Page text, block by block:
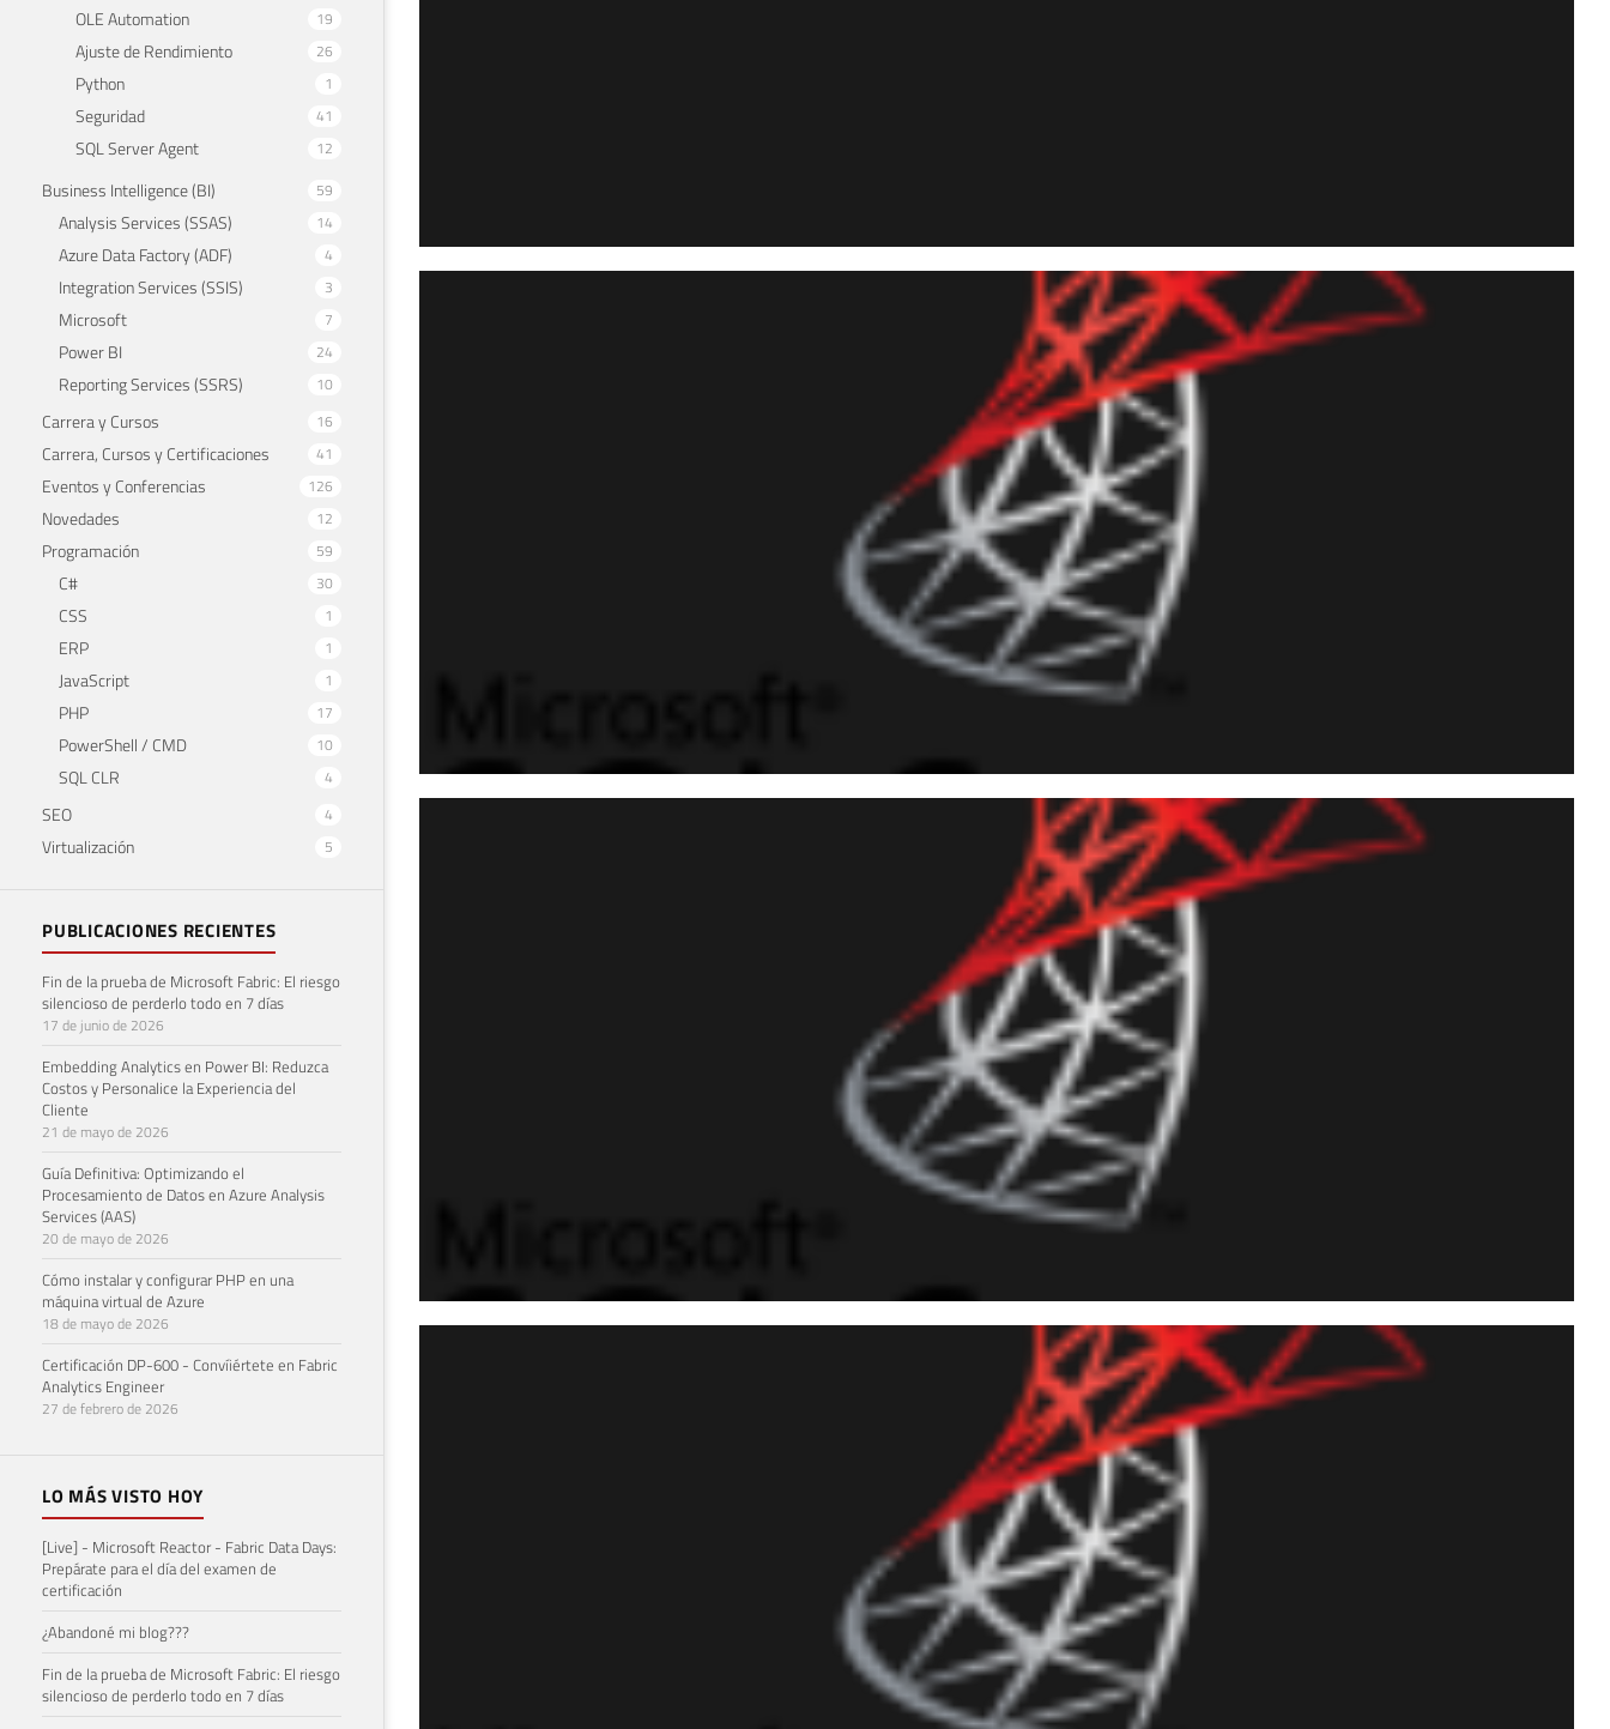
OLE Automation 19
Ajuste de Rendimiento 26
Python 1
Seguridad 41
SQL Server Agent 12
Business Intelligence (BI) 59
Analysis Services (SSAS) 14
Azure Data Factory (ADF) 4
Integration Services (SSIS) 3
Microsoft 7
Power BI 24
Reporting Services (SSRS) 10
Carrera y Cursos 16
Carrera, Cursos y Certificaciones 41
Eventos y Conferencias 126
Novedades 12
Programación 59
C# 30
CSS 1
ERP 1
JavaScript 1
PHP 17
PowerShell / CMD 10
SQL CLR 4
SEO 4
Virtualización 5
PUBLICACIONES RECIENTES
Fin de la prueba de Microsoft Fabric: El riesgo
silencioso de perderlo todo en 7 días
17 de junio de 2026
Embedding Analytics en Power BI: Reduzca
Costos y Personalice la Experiencia del
Cliente
21 de mayo de 2026
Guía Definitiva: Optimizando el
Procesamiento de Datos en Azure Analysis
Services (AAS)
20 de mayo de 2026
Cómo instalar y configurar PHP en una
máquina virtual de Azure
18 de mayo de 2026
Certificación DP-600 - Convíiértete en Fabric
Analytics Engineer
27 de febrero de 2026
LO MÁS VISTO HOY
[Live] - Microsoft Reactor - Fabric Data Days:
Prepárate para el día del examen de
certificación
¿Abandoné mi blog???
Fin de la prueba de Microsoft Fabric: El riesgo
silencioso de perderlo todo en 7 días
SQL Server - Cómo enviar mensajes a contactos, grupos y
listas de difusión de WhatsApp vía API
[Video] - Introducción a SQLCLR
SQL Server - Como comprimir y descomprimir archivos y
directorios usando 7-zip y xp_cmdshell o SQLCLR (C#)